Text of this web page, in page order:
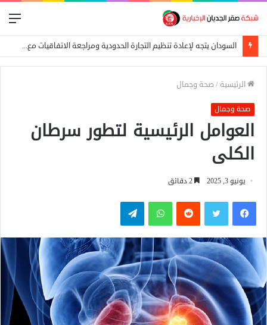
السودان يتجه لإعادة تنظيم التجارة الحدودية ومراجعة الاتفاقيات مع دول الجوار
الرئيسية / صحة وجمال
صحة وجمال
العوامل الرئيسية لتطور سرطان
الكلى
يونيو 3, 2025
فيسبوكتويتر واتساب تيلقرام